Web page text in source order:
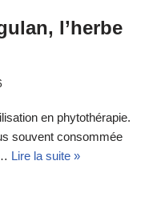
l’herbe
en phytothérapie.
souvent consommée
Lire la suite »